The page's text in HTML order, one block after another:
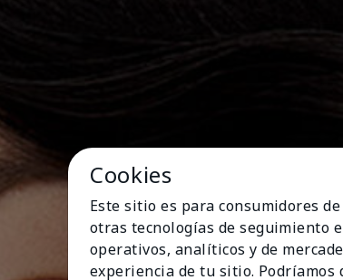
Cookies
Este sitio es para consumidores
otras tecnologías de seguimiento
operativos, analíticos y de
experiencia de tu sitio.